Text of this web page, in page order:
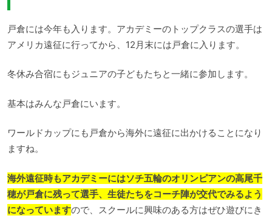
戸倉には今年も入ります。アカデミーのトップクラスの選手は
アメリカ遠征に行ってから、12月末には戸倉に入ります。
冬休み合宿にもジュニアの子どもたちと一緒に参加します。
基本はみんな戸倉にいます。
ワールドカップにも戸倉から海外に遠征に出かけることになり
ますね。
海外遠征時もアカデミーにはソチ五輪のオリンピアンの高尾千
穂が戸倉に残って選手、生徒たちをコーチ陣が交代でみるよう
になっていますので、スクールに興味のある方はぜひ遊びにき